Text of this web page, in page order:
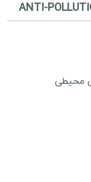
محیطی